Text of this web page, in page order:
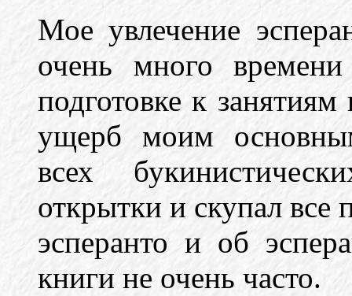
Мое увлечение
очень много
подготовке к
ущерб моим
всех
открытки и скупал
эсперанто и об
книги не очень часто.